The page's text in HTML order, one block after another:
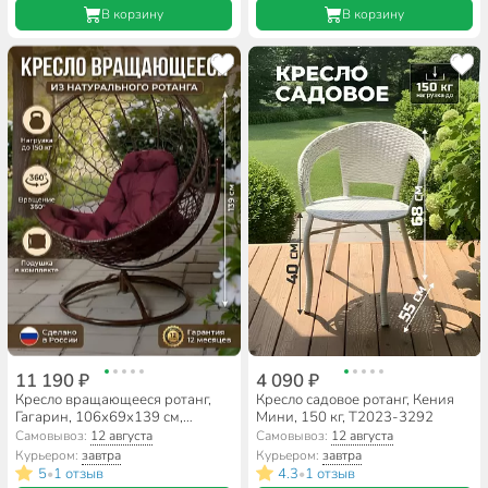
В корзину В корзину
11 190 ₽
Кресло вращающееся ротанг,
Гагарин, 106х69х139 см,
коричневое, 150 кг, подушка
бордовая, 11100202
Самовывоз: 12 августа
Курьером:завтра
5•1 отзыв
4 090 ₽
Кресло садовое ротанг, Кения
Мини, 150 кг, Т2023-3292
Самовывоз: 12 августа
Курьером: завтра
4.3•1 отзыв